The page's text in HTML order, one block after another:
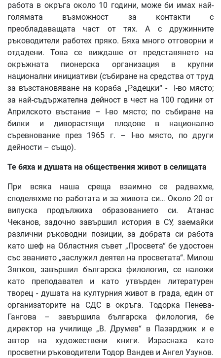
работа в окръга около 10 години, може би имах най-
голямата възможност за контакти с
преобладаващата част от тях. А с дружинните
ръководители работех пряко. Бяха много отговорни и
отдадени. Това се виждаше от представянето на
окръжната пионерска организация в крупни
национални инициативи (събиране на средства от труд
за възстановяване на кораба „Радецки“ - I-во място;
за най-съдържателна дейност в чест на 100 години от
Априлското въстание – I-во място; по събиране на
билки и диворастящи плодове в национално
съревнование през 1965 г. – I-во място, по други
дейности – също).
Те бяха и душата на обществения живот в селищата
При всяка наша среща взаимно се радвахме,
споделяхме по работата и за живота си… Около 20 от
випуска продължиха образованието си. Атанас
Чеканов, задочно завършил история в СУ, заемайки
различни ръководни позиции, за добрата си работа
като шеф на Областния съвет „Просвета“ бе удостоен
със званието „заслужил деятел на просветата“. Милош
Зяпков, завършил българска филология, се наложи
като преподавател и като утвърден литературен
творец - душата на културния живот в града, един от
организаторите на СДС в окръга. Тодорка Пенева-
Гангова – завършила българска филология, бе
директор на училище „В. Друмев“ в Пазарджик и е
автор на художествени книги. Израснаха като
просветни ръководители Тодор Вандев и Ангел Узунов.